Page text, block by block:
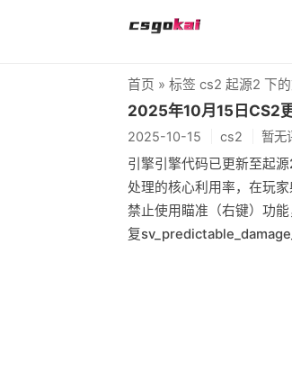
首页 » 标签 cs2 起源2 下
2025年10月15日CS2
2025-10-15 cs2 暂无
引擎引擎代码已更新至起
处理的核心利用率，在玩
禁止使用瞄准（右键）功
复